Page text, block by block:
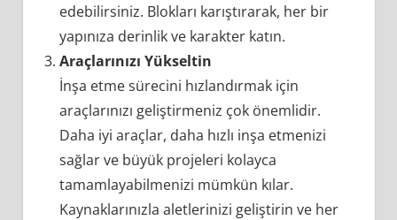
edebilirsiniz. Blokları karıştırarak, her bir
yapınıza derinlik ve karakter katın.
Araçlarınızı Yükseltin
İnşa etme sürecini hızlandırmak için
araçlarınızı geliştirmeniz çok önemlidir.
Daha iyi araçlar, daha hızlı inşa etmenizi
sağlar ve büyük projeleri kolayca
tamamlayabilmenizi mümkün kılar.
Kaynaklarınızla aletlerinizi geliştirin ve her